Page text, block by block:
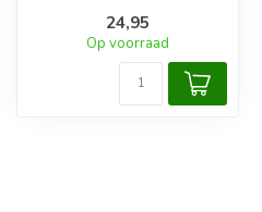
24,95
Op voorraad